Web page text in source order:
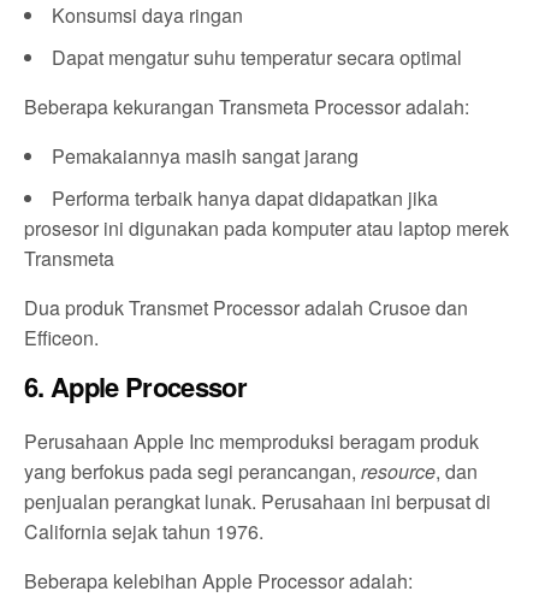
Konsumsi daya ringan
Dapat mengatur suhu temperatur secara optimal
Beberapa kekurangan Transmeta Processor adalah:
Pemakaiannya masih sangat jarang
Performa terbaik hanya dapat didapatkan jika
prosesor ini digunakan pada komputer atau laptop merek
Transmeta
Dua produk Transmet Processor adalah Crusoe dan
Efficeon.
6. Apple Processor
Perusahaan Apple Inc memproduksi beragam produk
yang berfokus pada segi perancangan,resource, dan
penjualan perangkat lunak. Perusahaan ini berpusat di
California sejak tahun 1976.
Beberapa kelebihan Apple Processor adalah: